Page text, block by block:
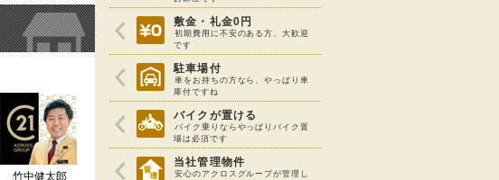
竹中健太郎
敷金・礼金0円
初期費用に不安のある方、大歓迎
です
駐車場付
車をお持ちの方なら、やっぱり車
庫付ですね
バイクが置ける
バイク乗りならやっぱりバイク置
場は必須です
当社管理物件
安心のアクロスグループが管理し